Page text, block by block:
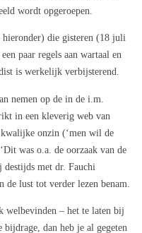
wordt opgeroepen.
hieronder) die gisteren (18 juli
paar regels aan wartaal en
is werkelijk verbijsterend.
nemen op de in de i.m.
in een kleverig web van
onzin (‘men wil de
was o.a. de oorzaak van de
met dr. Fauchi
de lust tot verder lezen benam.
welbevinden – het te laten bij
bijdrage, dan heb je al gegeten